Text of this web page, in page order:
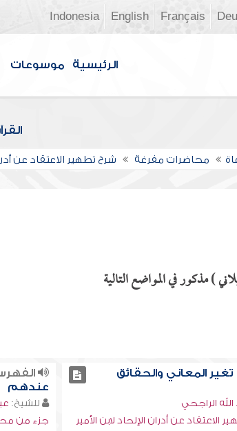
Français
English
Indonesia
الرئيسية موسوعات
محاضرات مفرغة شرح تطهير الاعتقاد عن
) مذكور في المواضع التالية
تغير المعاني والحقائق
الراجحي
عن أدران الإلحاد لابن الأمير
عندهم
للشيخ:
جزء من